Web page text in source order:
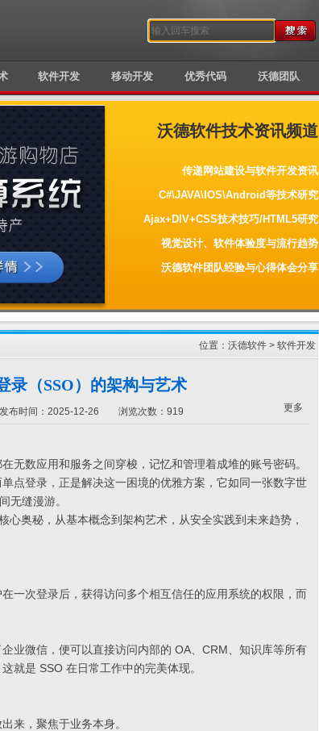
软件开发 移动开发 优秀代码 沃德团队
沃德软件技术资讯频道
传递网站建设与软件开发资讯
C#\JAVA\IOS\Android等技术研究
Ajax+DIV+CSS技术技巧/HTML5研究
视觉设计、软件体验度与流行趋势
沃德软件团队经验与心得体会分享
位置： 沃德软件 > 软件开发
录（SSO）的架构与艺术
布时间：2025-12-26 浏览次数：919 更多
无数应用和服务之间穿梭，记忆和管理着成堆的账号密码。
点登录，正是解决这一困境的优雅方案，它如同一张数字世
无缝漫游。
心奥秘，从基本概念到架构艺术，从安全实践到未来趋势，
一次登录后，获得访问多个相互信任的应用系统的权限，而
业微信，便可以直接访问内部的 OA、CRM、知识库等所有
就是 SSO 在日常工作中的完美体现。
来，聚焦于业务本身。